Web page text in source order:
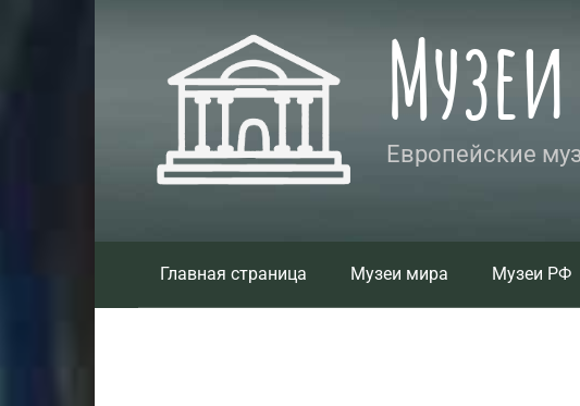
Европейские
Главная страница Музеи мира Музеи РФ